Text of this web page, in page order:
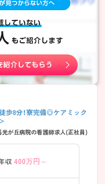
歩8分！寮完備◎ケアミック
が丘病院の看護師求人(正社員)
収 400万円～